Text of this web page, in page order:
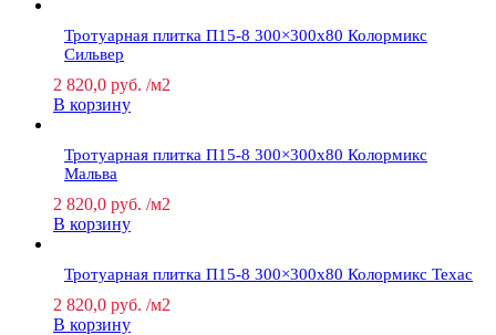
Тротуарная плитка П15-8 300×300х80 Колормикс
Сильвер
2 820,0 руб. /м2
В корзину
Тротуарная плитка П15-8 300×300х80 Колормикс
Мальва
2 820,0 руб. /м2
В корзину
Тротуарная плитка П15-8 300×300х80 Колормикс Техас
2 820,0 руб. /м2
В корзину